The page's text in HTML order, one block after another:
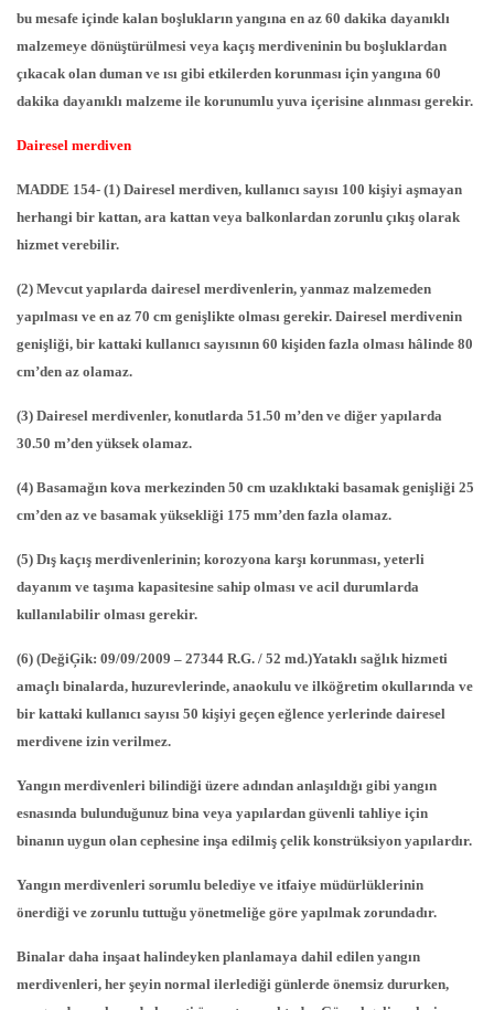
bu mesafe içinde kalan boşlukların yangına en az 60 dakika dayanıklı
malzemeye dönüştürülmesi veya kaçış merdiveninin bu boşluklardan
çıkacak olan duman ve ısı gibi etkilerden korunması için yangına 60
dakika dayanıklı malzeme ile korunumlu yuva içerisine alınması gerekir.
Dairesel merdiven
MADDE 154- (1) Dairesel merdiven, kullanıcı sayısı 100 kişiyi aşmayan
herhangi bir kattan, ara kattan veya balkonlardan zorunlu çıkış olarak
hizmet verebilir.
(2) Mevcut yapılarda dairesel merdivenlerin, yanmaz malzemeden
yapılması ve en az 70 cm genişlikte olması gerekir. Dairesel merdivenin
genişliği, bir kattaki kullanıcı sayısının 60 kişiden fazla olması hâlinde 80
cm’den az olamaz.
(3) Dairesel merdivenler, konutlarda 51.50 m’den ve diğer yapılarda
30.50 m’den yüksek olamaz.
(4) Basamağın kova merkezinden 50 cm uzaklıktaki basamak genişliği 25
cm’den az ve basamak yüksekliği 175 mm’den fazla olamaz.
(5) Dış kaçış merdivenlerinin; korozyona karşı korunması, yeterli
dayanım ve taşıma kapasitesine sahip olması ve acil durumlarda
kullanılabilir olması gerekir.
(6) (DeğiĢik: 09/09/2009 – 27344 R.G. / 52 md.)Yataklı sağlık hizmeti
amaçlı binalarda, huzurevlerinde, anaokulu ve ilköğretim okullarında ve
bir kattaki kullanıcı sayısı 50 kişiyi geçen eğlence yerlerinde dairesel
merdivene izin verilmez.
Yangın merdivenleri bilindiği üzere adından anlaşıldığı gibi yangın
esnasında bulunduğunuz bina veya yapılardan güvenli tahliye için
binanın uygun olan cephesine inşa edilmiş çelik konstrüksiyon yapılardır.
Yangın merdivenleri sorumlu belediye ve itfaiye müdürlüklerinin
önerdiği ve zorunlu tuttuğu yönetmeliğe göre yapılmak zorundadır.
Binalar daha inşaat halindeyken planlamaya dahil edilen yangın
merdivenleri, her şeyin normal ilerlediği günlerde önemsiz dururken,